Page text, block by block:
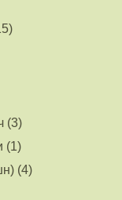
(3)
(1)
(4)